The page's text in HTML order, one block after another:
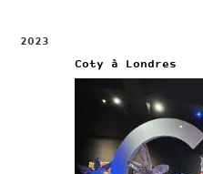
2023
Coty à Londres